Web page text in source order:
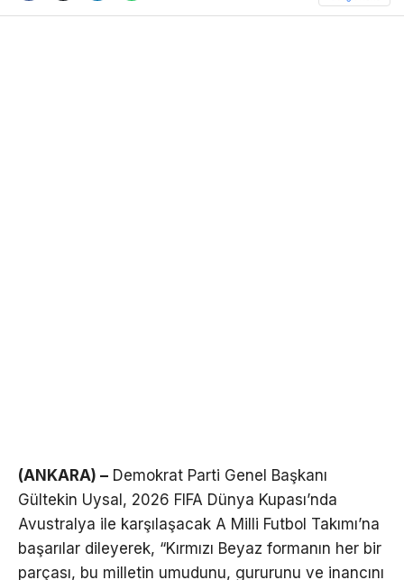
(ANKARA) – Demokrat Parti Genel Başkanı
Gültekin Uysal, 2026 FIFA Dünya Kupası’nda
Avustralya ile karşılaşacak A Milli Futbol Takımı’na
başarılar dileyerek, “Kırmızı Beyaz formanın her bir
parçası, bu milletin umudunu, gururunu ve inancını